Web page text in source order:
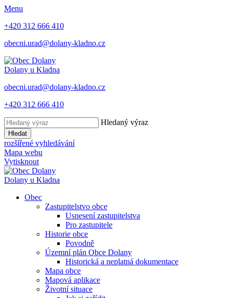
Menu
+420 312 666 410
obecni.urad@dolany-kladno.cz
Dolany u Kladna
obecni.urad@dolany-kladno.cz
+420 312 666 410
Hledaný výraz
Hledat
rozšířené vyhledávání
Mapa webu
Vytisknout
Dolany u Kladna
Obec
Zastupitelstvo obce
Usnesení zastupitelstva
Pro zastupitele
Historie obce
Povodně
Územní plán Obce Dolany
Historická a neplatná dokumentace
Mapa obce
Mapová aplikace
Životní situace